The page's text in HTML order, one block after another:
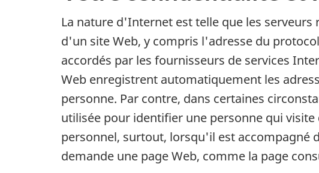
La nature d'Internet est telle que les
d'un site Web, y compris l'adresse du
accordés par les fournisseurs de services
Web enregistrent automatiquement les
personne. Par contre, dans certaines
utilisée pour identifier une personne qui visite
personnel, surtout, lorsqu'il est
demande une page Web, comme la page